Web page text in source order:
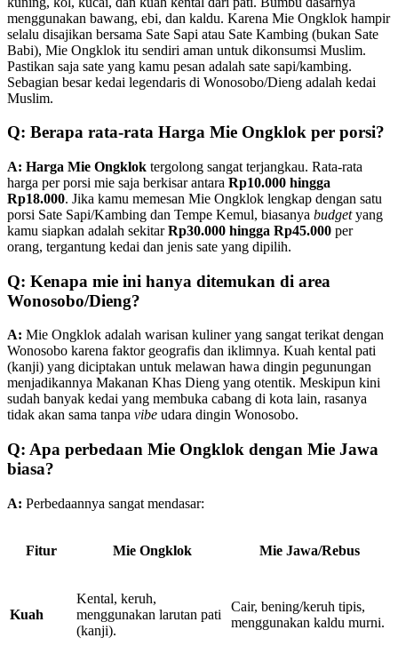
menggunakan bawang, ebi, dan kaldu. Karena Mie Ongklok hampir
selalu disajikan bersama Sate Sapi atau Sate Kambing (bukan Sate
Babi), Mie Ongklok itu sendiri aman untuk dikonsumsi Muslim.
Pastikan saja sate yang kamu pesan adalah sate sapi/kambing.
Sebagian besar kedai legendaris di Wonosobo/Dieng adalah kedai
Muslim.
Q: Berapa rata-rata Harga Mie Ongklok per porsi?
A: Harga Mie Ongklok tergolong sangat terjangkau. Rata-rata
harga per porsi mie saja berkisar antara Rp10.000 hingga
Rp18.000. Jika kamu memesan Mie Ongklok lengkap dengan satu
porsi Sate Sapi/Kambing dan Tempe Kemul, biasanya budgetyang
kamu siapkan adalah sekitarRp30.000 hingga Rp45.000 per
orang, tergantung kedai dan jenis sate yang dipilih.
Q: Kenapa mie ini hanya ditemukan di area
Wonosobo/Dieng?
A: Mie Ongklok adalah warisan kuliner yang sangat terikat dengan
Wonosobo karena faktor geografis dan iklimnya. Kuah kental pati
(kanji) yang diciptakan untuk melawan hawa dingin pegunungan
menjadikannya Makanan Khas Dieng yang otentik. Meskipun kini
sudah banyak kedai yang membuka cabang di kota lain, rasanya
tidak akan sama tanpa vibe udara dingin Wonosobo.
Q: Apa perbedaan Mie Ongklok dengan Mie Jawa
biasa?
A: Perbedaannya sangat mendasar:
Fitur Mie Ongklok Mie Jawa/Rebus
Kuah
Kental, keruh,
menggunakan larutan pati
(kanji).
Cair, bening/keruh tipis,
menggunakan kaldu murni.